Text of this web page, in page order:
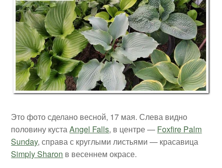
Это фото сделано весной, 17 мая. Слева видно
половину кустаAngel Falls, в центре — Foxfire Palm
Sunday, справа с круглыми листьями — красавица
Simply Sharon в весеннем окрасе.